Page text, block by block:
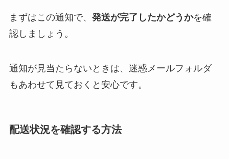
まずはこの通知で、 発送が完了したかどうかを確
認しましょう。
通知が見当たらないときは、迷惑メールフォルダ
もあわせて見ておくと安心です。
配送状況を確認する方法